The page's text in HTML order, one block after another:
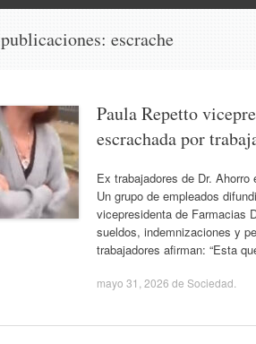
escrache
Paula Repetto
escrachada por
Ex trabajadores de Dr.
Un grupo de empleados
vicepresidenta de Farmacias
sueldos, indemnizaciones y
trabajadores afirman: “Esta
mayo 31, 2026 de Sociedad